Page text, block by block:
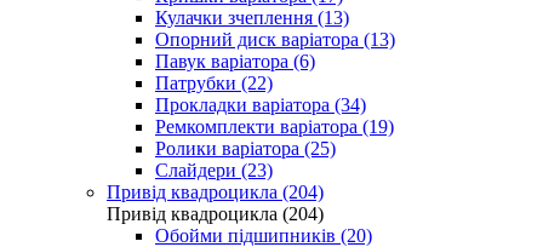
Кулачки зчеплення (13)
Опорний диск варіатора (13)
Павук варіатора (6)
Патрубки (22)
Прокладки варіатора (34)
Ремкомплекти варіатора (19)
Ролики варіатора (25)
Слайдери (23)
Привід квадроцикла (204)
Привід квадроцикла (204)
Обойми підшипників (20)